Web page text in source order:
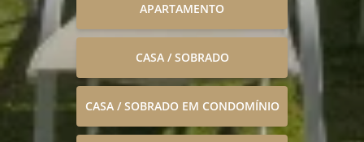
APARTAMENTO
CASA / SOBRADO
CASA / SOBRADO EM CONDOMÍNIO